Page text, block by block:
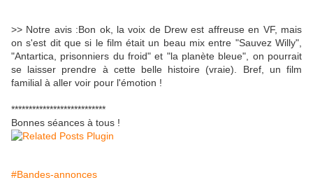
>> Notre avis :Bon ok, la voix de Drew est affreuse en VF, mais
on s'est dit que si le film était un beau mix entre "Sauvez Willy",
"Antartica, prisonniers du froid" et "la planète bleue", on pourrait
se laisser prendre à cette belle histoire (vraie). Bref, un film
familial à aller voir pour l'émotion !
***************************
Bonnes séances à tous !
#Bandes-annonces